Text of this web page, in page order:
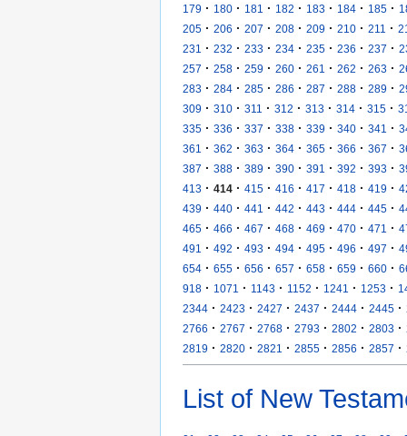
179 · 180 · 181 · 182 · 183 · 184 · 185 ·
205 · 206 · 207 · 208 · 209 · 210 · 211 ·
231
· 232 · 233 · 234 · 235 · 236 · 237 ·
257 · 258 · 259 · 260 · 261 · 262 · 263 ·
283 · 284 · 285 · 286 · 287 · 288 · 289 ·
309 · 310 · 311 · 312 · 313 · 314 · 315 ·
335 · 336 · 337 · 338 · 339 · 340 · 341 ·
361
· 362 · 363 · 364 · 365 · 366 · 367 ·
387 · 388 · 389 · 390 · 391 · 392 · 393 ·
413 · 414 · 415 · 416 · 417 · 418 · 419 ·
439 · 440 · 441 · 442 · 443 · 444 · 445 ·
465 · 466 · 467 · 468 · 469 · 470 · 471 ·
491
· 492 · 493 · 494 · 495 · 496 · 497 ·
654 · 655 · 656 · 657 · 658 · 659 · 660 ·
918 · 1071 · 1143 · 1152 · 1241 · 1253 ·
2344 · 2423 · 2427 · 2437 · 2444 · 2445 ·
2766 · 2767 · 2768 · 2793 · 2802 · 2803 ·
2819 · 2820 · 2821 · 2855 · 2856 · 2857 ·
List of New